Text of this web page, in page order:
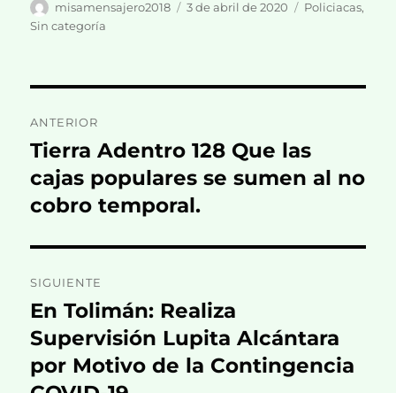
Autor
misamensajero2018
Publicado
3 de abril de 2020 Categorías
Policiacas,
Sin categoría
de
entradas
ANTERIOR
Entrada
anterior:
Tierra Adentro 128 Que las
cajas populares se sumen al no
cobro temporal.
SIGUIENTE
Entrada
siguiente:
En Tolimán: Realiza
Supervisión Lupita Alcántara
por Motivo de la Contingencia